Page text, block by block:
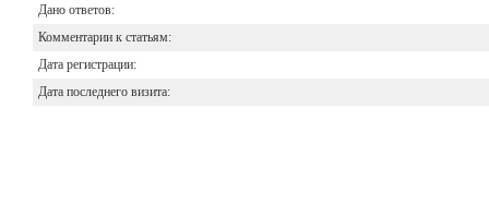
Дано ответов:
Комментарии к статьям:
Дата регистрации:
Дата последнего визита: